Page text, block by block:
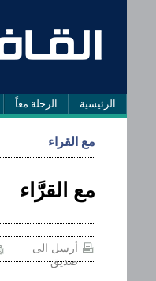
الرئيسية الرحلة معاً
مع القراء
مع القرَّاء
أرسل الى
صديق